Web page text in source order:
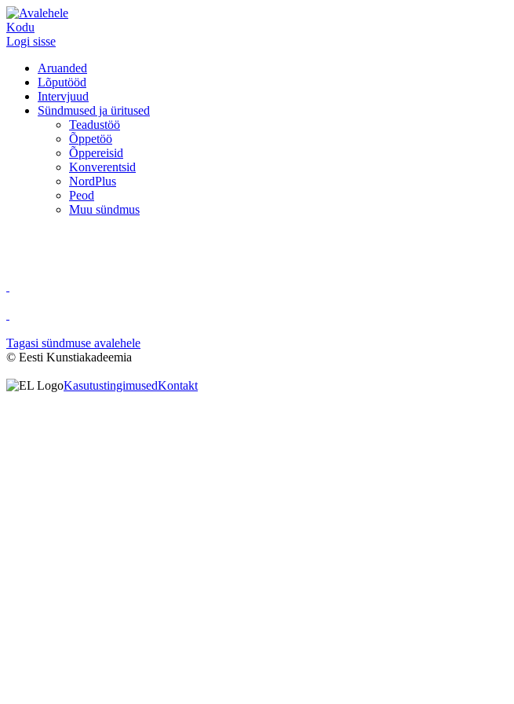
Kodu
Logi sisse
Aruanded
Lõputööd
Intervjuud
Sündmused ja üritused
Teadustöö
Õppetöö
Õppereisid
Konverentsid
NordPlus
Peod
Muu sündmus
Tagasi sündmuse avalehele
© Eesti Kunstiakadeemia
KasutustingimusedKontakt